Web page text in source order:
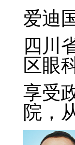
爱迪
四川
区眼
享受
院，